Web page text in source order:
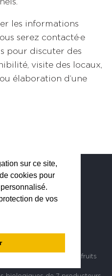
sur ce site,
cookies pour
de vos
les informations
serez contacté·e
pour discuter des
visite des locaux,
élaboration d’une
du Rhône en Valais, Biofruits